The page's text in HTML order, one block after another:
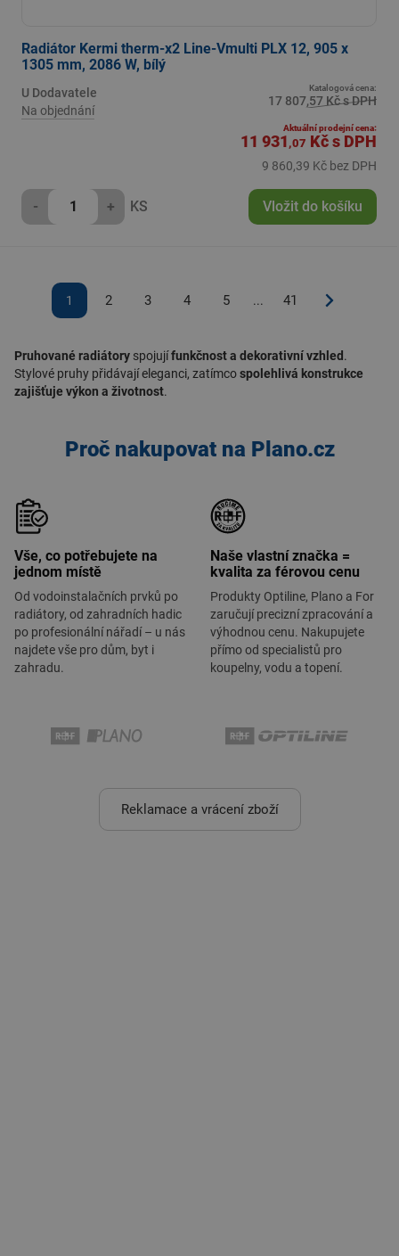
Radiátor Kermi therm-x2 Line-Vmulti PLX 12, 905 x
1305 mm, 2086 W, bílý
U Dodavatele
Na objednání
Katalogová cena:
17 807,57 Kč s DPH
Aktuální prodejní cena:
11 931 ,07 Kčs DPH
9 860,39 Kč bez DPH
- + KS Vložit do košíku
1 2 3 4 5 ... 41
Pruhované radiátory spojujífunkčnost a dekorativní vzhled .
Stylové pruhy přidávají eleganci, zatímcospolehlivá konstrukce
zajišťuje výkon a životnost.
Proč nakupovat na Plano.cz
Vše, co potřebujete na
jednom místě
Od vodoinstalačních prvků po
radiátory, od zahradních hadic
po profesionální nářadí – u nás
najdete vše pro dům, byt i
zahradu.
Naše vlastní značka =
kvalita za férovou cenu
Produkty Optiline, Plano a For
zaručují precizní zpracování a
výhodnou cenu. Nakupujete
přímo od specialistů pro
koupelny, vodu a topení.
Reklamace a vrácení zboží